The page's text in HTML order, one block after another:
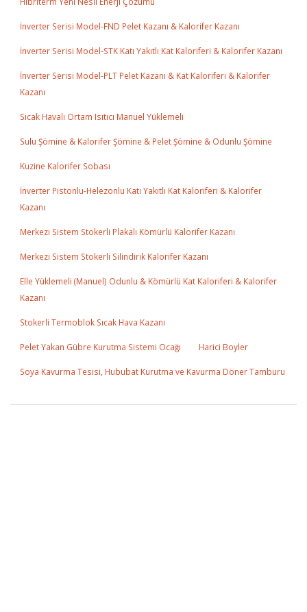
İnverter Serisi Model-FND Pelet Kazanı & Kalorifer Kazanı
İnverter Serisi Model-STK Katı Yakıtlı Kat Kaloriferi & Kalorifer Kazanı
İnverter Serisi Model-PLT Pelet Kazanı & Kat Kaloriferi & Kalorifer
Kazanı
Sıcak Havalı Ortam Isıtıcı Manuel Yüklemeli
Sulu Şömine & Kalorifer Şömine & Pelet Şömine & Odunlu Şömine
Kuzine Kalorifer Sobası
İnverter Pistonlu-Helezonlu Katı Yakıtlı Kat Kaloriferi & Kalorifer
Kazanı
Merkezi Sistem Stokerli Plakalı Kömürlü Kalorifer Kazanı
Merkezi Sistem Stokerli Silindirik Kalorifer Kazanı
Elle Yüklemeli (Manuel) Odunlu & Kömürlü Kat Kaloriferi & Kalorifer
Kazanı
Stokerli Termoblok Sıcak Hava Kazanı
Pelet Yakan Gübre Kurutma Sistemi Ocağı Harici Boyler
Soya Kavurma Tesisi, Hububat Kurutma ve Kavurma Döner Tamburu